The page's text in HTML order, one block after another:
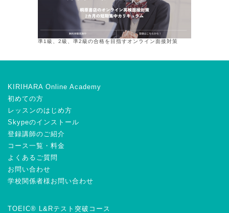
準1級、2級、準2級の合格を目指すオンライン面接対策
KIRIHARA Online Academy
初めての方
レッスンのはじめ方
Skypeのインストール
登録講師のご紹介
コース一覧・料金
よくあるご質問
お問い合わせ
学校関係者様お問い合わせ
TOEIC® L&Rテスト突破コース